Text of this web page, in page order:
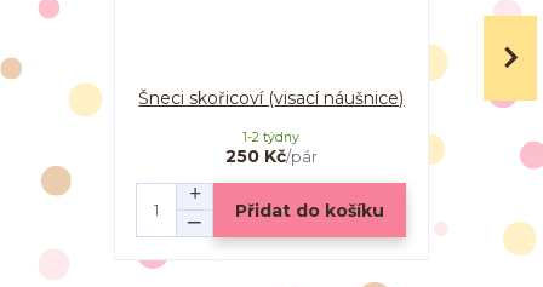
Šneci skořicoví (visací náušnice)
250 Kč/pár
1-2 týdny
Přidat do košíku